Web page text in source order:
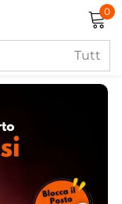
0
password?